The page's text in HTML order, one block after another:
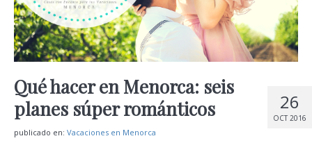
26
OCT 2016
Qué hacer en Menorca: seis
planes súper románticos
publicado en: Vacaciones en Menorca